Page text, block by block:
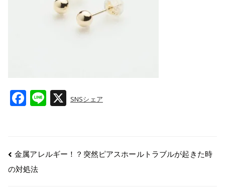
F
e
b
o
Li X
SNSシェア
金属アレルギー！？突然ピアスホールトラブルが起きた時
の対処法